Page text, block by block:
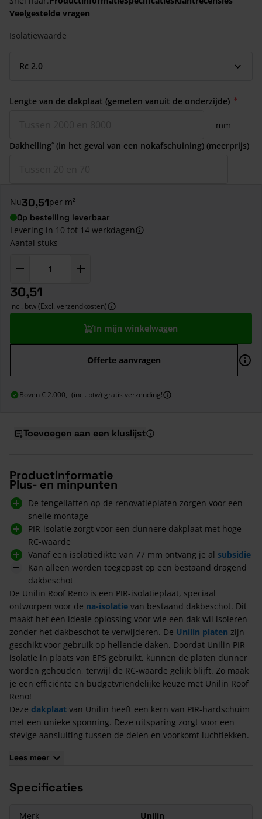
Veelgestelde vragen
Isolatiewaarde
Lengte van de dakplaat (gemeten vanuit de onderzijde)
mm
Dakhelling˚ (in het geval van een nokafschuining) (meerprijs)
Nu30,51per m²
Op bestelling leverbaar
Levering in 10 tot 14 werkdagen
Aantal stuks
30,51
incl. btw (Excl. verzendkosten)
In mijn winkelwagen
Offerte aanvragen
Boven € 2.000,- (incl. btw) gratis verzending!
Toevoegen aan een kluslijst
Productinformatie
Plus- en minpunten
De tengellatten op de renovatieplaten zorgen voor een
snelle montage
PIR-isolatie zorgt voor een dunnere dakplaat met hoge
RC-waarde
Vanaf een isolatiedikte van 77 mm ontvang je al subsidie
Kan alleen worden toegepast op een bestaand dragend
dakbeschot
De Unilin Roof Reno is een PIR-isolatieplaat, speciaal
ontworpen voor de na-isolatie van bestaand dakbeschot. Dit
maakt het een ideale oplossing voor wie een dak wil isoleren
zonder het dakbeschot te verwijderen. De Unilin platen zijn
geschikt voor gebruik op hellende daken. Doordat Unilin PIR-
isolatie in plaats van EPS gebruikt, kunnen de platen dunner
worden gehouden, terwijl de RC-waarde gelijk blijft. Zo maak
je een efficiënte en budgetvriendelijke keuze met Unilin Roof
Reno!
Deze dakplaat van Unilin heeft een kern van PIR-hardschuim
met een unieke sponning. Deze uitsparing zorgt voor een
stevige aansluiting tussen de delen en voorkomt luchtlekken.
van 16x43 mm, die bij het plaatsen naar boven gericht
bevestigen van de dakbedekking en zo zorgt voor ventilatie.
Lees meer
Specificaties
Merk
Unilin